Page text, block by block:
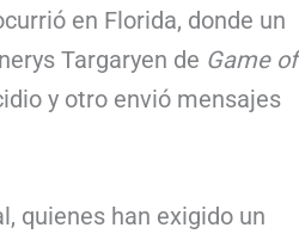
en Florida, donde un
Targaryen de Game of
y otro envió mensajes
quienes han exigido un